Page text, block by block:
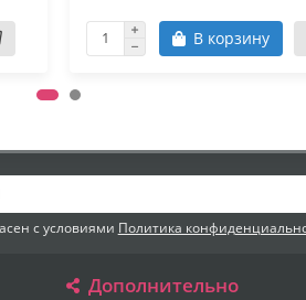
В корзину
с условиями Политика
Дополнительно